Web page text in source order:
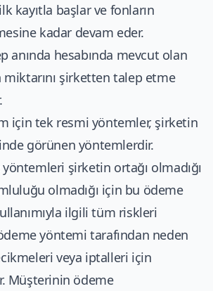
kayıtla başlar ve fonların
kadar devam eder.
anında hesabında mevcut olan
şirketten talep etme
için tek resmi yöntemler, şirketin
görünen yöntemlerdir.
şirketin ortağı olmadığı
olmadığı için bu ödeme
ilgili tüm riskleri
yöntemi tarafından neden
veya iptalleri için
Müşterinin ödeme